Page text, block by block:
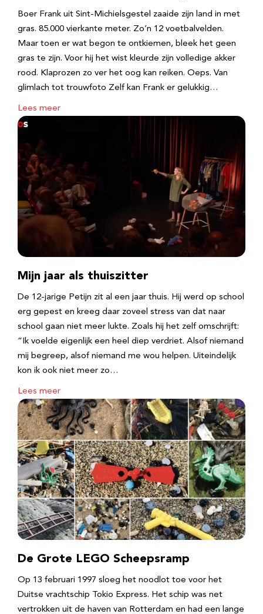
Boer Frank uit Sint-Michielsgestel zaaide zijn land in met
gras. 85.000 vierkante meter. Zo’n 12 voetbalvelden.
Maar toen er wat begon te ontkiemen, bleek het geen
gras te zijn. Voor hij het wist kleurde zijn volledige akker
rood. Klaprozen zo ver het oog kan reiken. Oeps. Van
glimlach tot trouwfoto Zelf kan Frank er gelukkig…
Lees meer
Mijn jaar als thuiszitter
De 12-jarige Petijn zit al een jaar thuis. Hij werd op school
erg gepest en kreeg daar zoveel stress van dat naar
school gaan niet meer lukte. Zoals hij het zelf omschrijft:
“Ik voelde eigenlijk een heel diep verdriet. Alsof niemand
mij begreep, alsof niemand me wou helpen. Uiteindelijk
kon ik ook niet meer zo…
Lees meer
De Grote LEGO Scheepsramp
Op 13 februari 1997 sloeg het noodlot toe voor het
Duitse vrachtschip Tokio Express. Het schip was net
vertrokken uit de haven van Rotterdam en had een lange